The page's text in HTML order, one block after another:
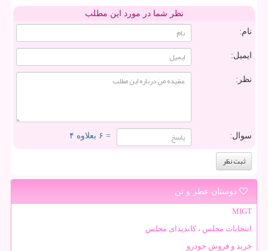
نظر شما در مورد این مطلب
نام:
ایمیل:
نظر:
سوال: = ۶ بعلاوه ۴
دوستان عطر و تن
MIGT
انتخابات مجلس ، کاندیدای مجلس
خرید و فروش خودرو